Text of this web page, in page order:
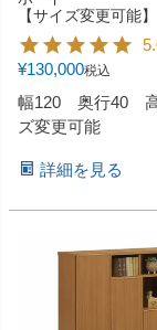
【サイズ変更可能】
¥130,000税込
幅120 奥行40 高
ズ変更可能
詳細を見る